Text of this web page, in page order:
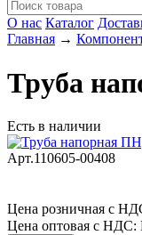
О нас Каталог
Главная →
Труба
Есть в наличии
Арт.110605-00408
Цена розничная с
Цена оптовая с НДС: